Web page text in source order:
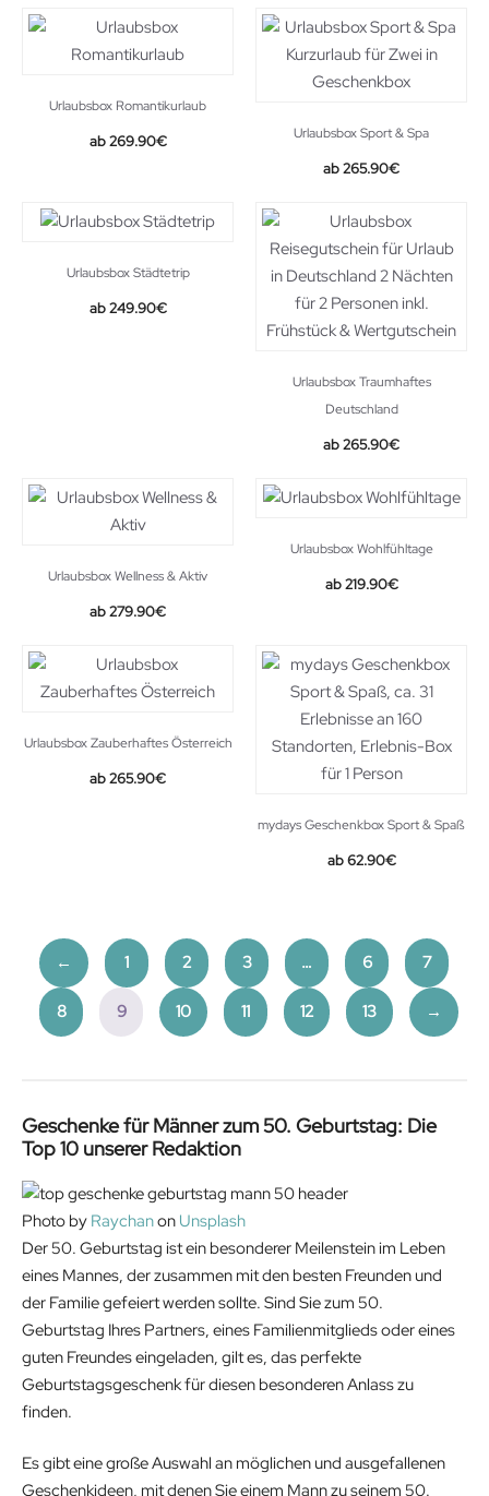
Urlaubsbox Romantikurlaub
269.90€ Urlaubsbox Sport & Spa
265.90€
Urlaubsbox Städtetrip
249.90€
Urlaubsbox Traumhaftes
Deutschland
265.90€
Urlaubsbox Wellness & Aktiv
279.90€
Urlaubsbox Wohlfühltage
219.90€
Urlaubsbox Zauberhaftes Österreich
265.90€
mydays Geschenkbox Sport & Spaß
62.90€
← 1 2 3 … 6 7
8 9 10 11 12 13 →
Geschenke für Männer zum 50. Geburtstag: Die
Top 10 unserer Redaktion
Photo by Raychanon Unsplash
Der 50. Geburtstag ist ein besonderer Meilenstein im Leben
eines Mannes, der zusammen mit den besten Freunden und
der Familie gefeiert werden sollte. Sind Sie zum 50.
Geburtstag Ihres Partners, eines Familienmitglieds oder eines
guten Freundes eingeladen, gilt es, das perfekte
Geburtstagsgeschenk für diesen besonderen Anlass zu
finden.
Es gibt eine große Auswahl an möglichen und ausgefallenen
Geschenkideen, mit denen Sie einem Mann zu seinem 50.